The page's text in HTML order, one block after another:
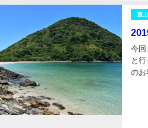
遊ぶ
今回
と
のお